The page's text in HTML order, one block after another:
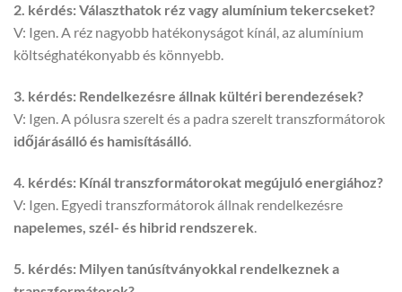
2. kérdés: Választhatok réz vagy alumínium tekercseket?
V: Igen. A réz nagyobb hatékonyságot kínál, az alumínium
költséghatékonyabb és könnyebb.
3. kérdés: Rendelkezésre állnak kültéri berendezések?
V: Igen. A pólusra szerelt és a padra szerelt transzformátorok
időjárásálló és hamisításálló.
4. kérdés: Kínál transzformátorokat megújuló energiához?
V: Igen. Egyedi transzformátorok állnak rendelkezésre
napelemes, szél- és hibrid rendszerek.
5. kérdés: Milyen tanúsítványokkal rendelkeznek a